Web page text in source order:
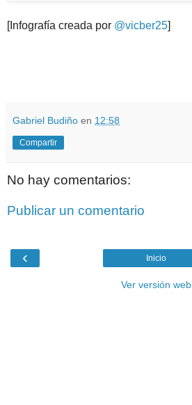
[Infografía creada por @vicber25]
Gabriel Budiño en 12:58
Compartir
No hay comentarios:
Publicar un comentario
‹ Inicio
Ver versión web